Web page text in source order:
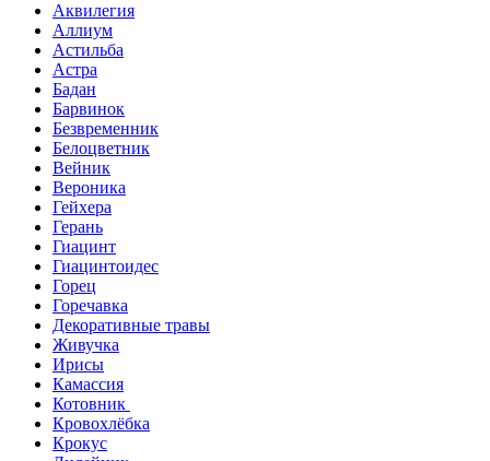
Аквилегия
Аллиум
Астильба
Астра
Бадан
Барвинок
Безвременник
Белоцветник
Вейник
Вероника
Гейхера
Герань
Гиацинт
Гиацинтоидес
Горец
Горечавка
Декоративные травы
Живучка
Ирисы
Камассия
Котовник
Кровохлёбка
Крокус